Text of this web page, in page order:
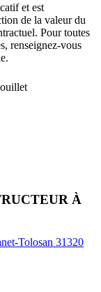
et est
de la valeur du
Pour toutes
renseignez-vous
À
Tolosan 31320